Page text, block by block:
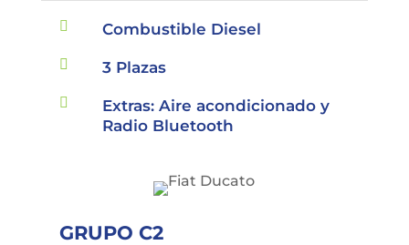
 Combustible Diesel
 3 Plazas

Extras: Aire acondicionado y
Radio Bluetooth
GRUPO C2